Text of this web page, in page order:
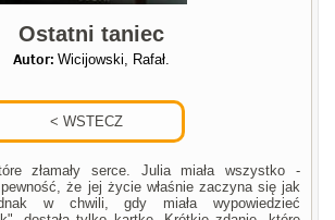
Ostatni taniec
Autor: Wicijowski, Rafał.
złamały serce. Julia miała wszystko -
że jej życie właśnie zaczyna się jak
w chwili, gdy miała wypowiedzieć